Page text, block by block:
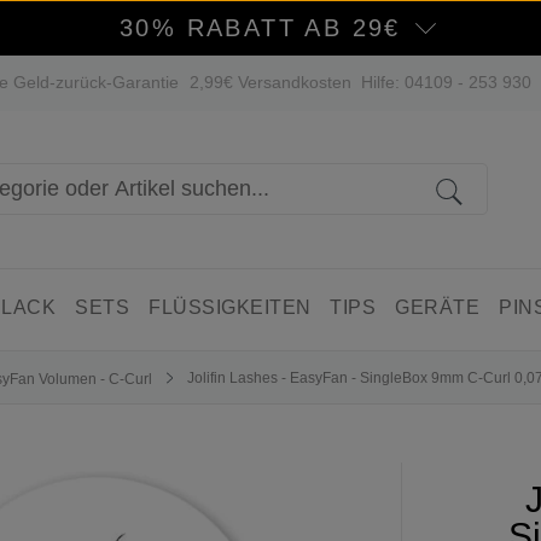
30% RABATT AB 29€
Geld-zurück-Garantie 2,99€ Versandkosten Hilfe: 04109 - 253 930
SETS FLÜSSIGKEITEN TIPS GERÄTE
Volumen - C-Curl Jolifin Lashes - EasyFan - SingleBox 9mm C-Curl